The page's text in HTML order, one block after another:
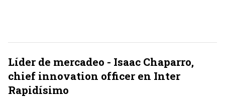
Líder de mercadeo - Isaac Chaparro,
chief innovation officer en Inter
Rapidísimo